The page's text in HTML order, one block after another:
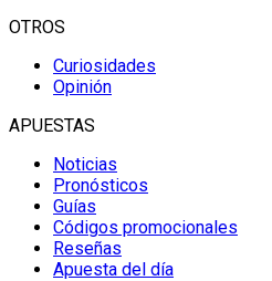
OTROS
Curiosidades
Opinión
APUESTAS
Noticias
Pronósticos
Guías
Códigos promocionales
Reseñas
Apuesta del día